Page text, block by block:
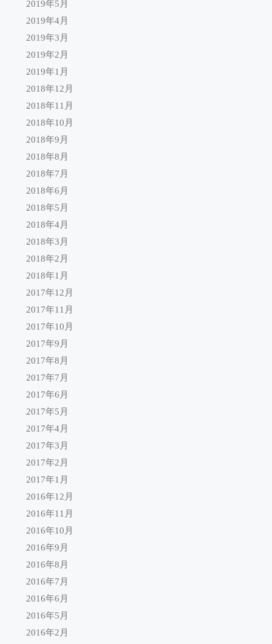
2019年5月
2019年4月
2019年3月
2019年2月
2019年1月
2018年12月
2018年11月
2018年10月
2018年9月
2018年8月
2018年7月
2018年6月
2018年5月
2018年4月
2018年3月
2018年2月
2018年1月
2017年12月
2017年11月
2017年10月
2017年9月
2017年8月
2017年7月
2017年6月
2017年5月
2017年4月
2017年3月
2017年2月
2017年1月
2016年12月
2016年11月
2016年10月
2016年9月
2016年8月
2016年7月
2016年6月
2016年5月
2016年2月